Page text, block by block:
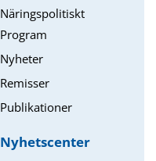
Näringspolitiskt
Program
Nyheter
Remisser
Publikationer
Nyhetscenter